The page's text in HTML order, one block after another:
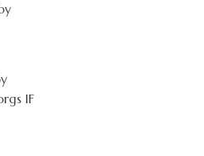
IF